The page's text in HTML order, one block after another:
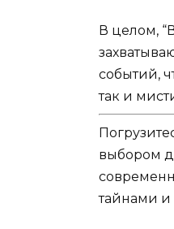
В целом,
событий,
так и
выбором
тайнами и